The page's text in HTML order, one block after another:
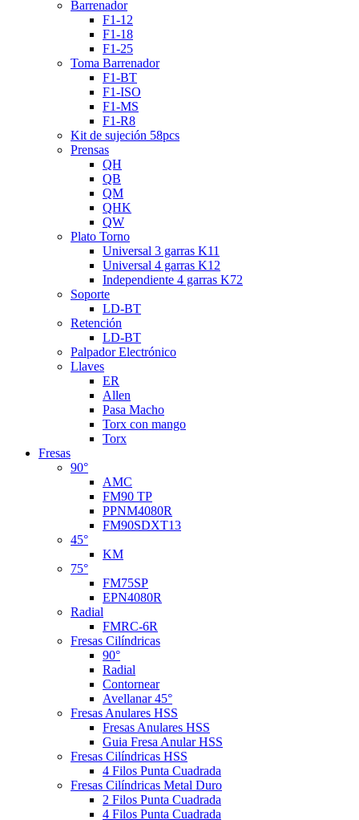
Barrenador
F1-12
F1-18
F1-25
Toma Barrenador
F1-BT
F1-ISO
F1-MS
F1-R8
Kit de sujeción 58pcs
Prensas
QH
QB
QM
QHK
QW
Plato Torno
Universal 3 garras K11
Universal 4 garras K12
Independiente 4 garras K72
Soporte
LD-BT
Retención
LD-BT
Palpador Electrónico
Llaves
ER
Allen
Pasa Macho
Torx con mango
Torx
Fresas
90°
AMC
FM90 TP
PPNM4080R
FM90SDXT13
45°
KM
75°
FM75SP
EPN4080R
Radial
FMRC-6R
Fresas Cilíndricas
90°
Radial
Contornear
Avellanar 45°
Fresas Anulares HSS
Fresas Anulares HSS
Guia Fresa Anular HSS
Fresas Cilíndricas HSS
4 Filos Punta Cuadrada
Fresas Cilíndricas Metal Duro
2 Filos Punta Cuadrada
4 Filos Punta Cuadrada